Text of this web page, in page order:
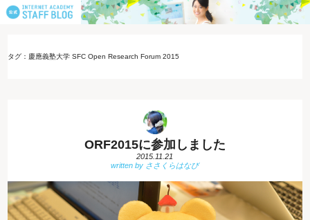
タグ：慶應義塾大学 SFC Open Research Forum 2015
ORF2015に参加しました
2015.11.21